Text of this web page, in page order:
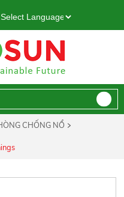
by
CHỐNG NỔ